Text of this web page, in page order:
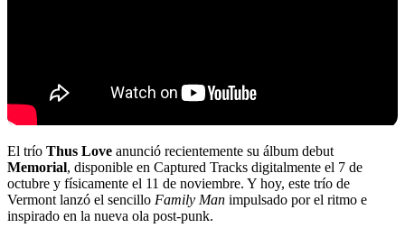
El trío Thus Love anunció recientemente su álbum debut
Memorial, disponible en Captured Tracks digitalmente el 7 de
octubre y físicamente el 11 de noviembre. Y hoy, este trío de
Vermont lanzó el sencillo Family Man impulsado por el ritmo e
inspirado en la nueva ola post-punk.